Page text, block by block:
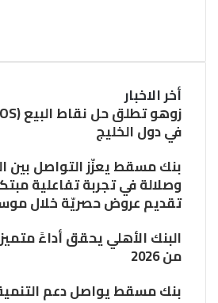
أخر الاخبار
في دول الخليج
بنك مسقط يعزّز التواصل بين
وصلالة في تجربة تفاعلية
تقديم عروض حصريّة خلال
البنك الأهلي يحقق أداءً
من 2026
بنك مسقط يواصل دعم